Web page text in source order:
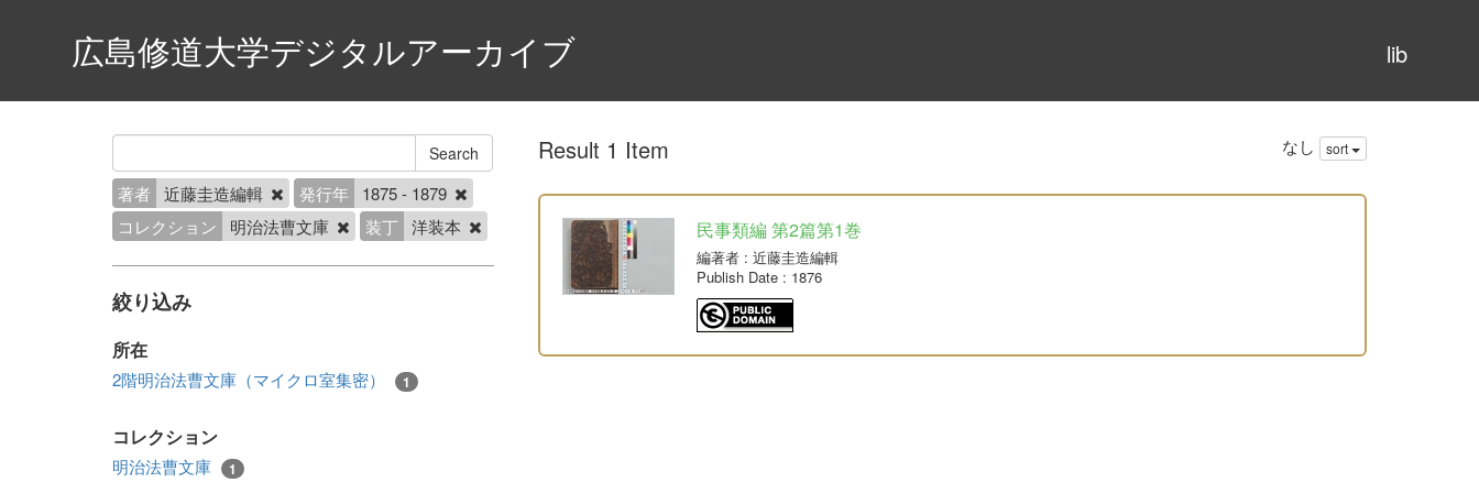
lib
広島修道大学デジタルアーカイブ
著者 近藤圭造編輯 発行年
1875 - 1879
コレクション
明治法曹文庫 装丁 洋装本
絞り込み
所在
2階明治法曹文庫（マイクロ室集密） 1
コレクション
明治法曹文庫 1
Result 1 Item なし sort
民事類編 第2篇第1巻
編著者: 近藤圭造編輯
Publish Date: 1876